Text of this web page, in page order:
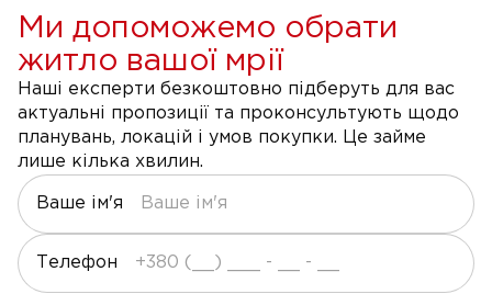
Ми допоможемо обрати
житло вашої мрії
Наші експерти безкоштовно підберуть для вас
актуальні пропозиції та проконсультують щодо
планувань, локацій і умов покупки. Це займе
лише кілька хвилин.
Ваше ім'я
Телефон